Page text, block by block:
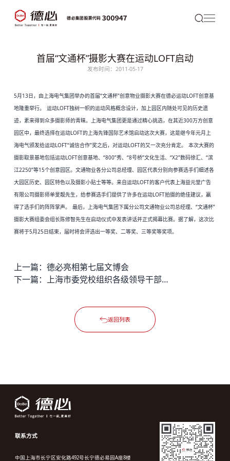
首届“文通杯”摄影大赛在运动LOFT启动
发布时间：2011-05-17
5月13日，由上海电气集团举办的首届“文通杯”创意物业摄影大赛在德必运动LOFT创意基
地隆重举行。
运动LOFT独树一帜的运动风格概念设计，加上园区内随处可见的历史遗
迹，素来得到众多摄影师的青睐。上海电气集团更是通过精心挑选，在其近300万方创意
园区中，最终选择在运动LOFT的上海先锋国际艺术馆启动这次大赛，这是继今年元月上
海电气颁发给运动LOFT“诚信合作”奖之后，对运动LOFT的又一次充分肯定。
本次大赛的
摄影取景基地包括运动LOFT创意基地、“800”秀、“8号桥”文化生活、“X2”数码徐汇、“滨
江2250”等15个创意园区。文通物业各分公司总经理、园区代表分别向参赛选手们细述各
大园区历史、园区特色以及摄影小贴士等等。来自运动LOFT的客户代表上海益元堂广告
有限公司摄影师单旻靓先生，给参赛选手们提供了许多在运动LOFT拍摄的绝佳建议，赢
得了选手们的阵阵掌声。
最后，上海电气集团下属分公司文通物业公司总经理、“文通杯”
摄影大赛组委会组长陈修智先生在启动仪式中发表讲话并正式揭幕比赛。据了解，这次比
赛将于5月25日结束，届时将会评选出一等奖、二等奖、三等奖等奖项。
上一篇：德必亮相第七届文博会
下一篇：
上海市委党校组织各级领导干部来德必视察交流
返回列表
联系方式
中国上海市长宁区安化路492号长宁德必易园A座8楼